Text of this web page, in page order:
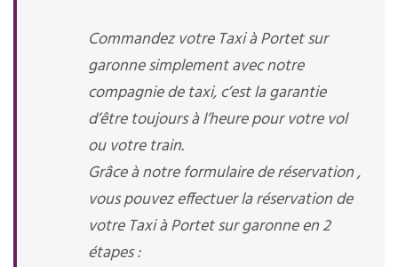
Commandez votre Taxi à Portet sur
garonne simplement avec notre
compagnie de taxi, c’est la garantie
d’être toujours à l’heure pour votre vol
ou votre train.
Grâce à notre formulaire de réservation ,
vous pouvez effectuer la réservation de
votre Taxi à Portet sur garonne en 2
étapes :